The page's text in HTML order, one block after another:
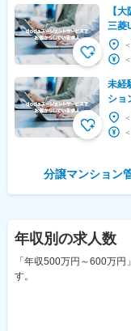
【
三菱
123
ルセ
未経
ショ
業
かせ
分譲マンション
年収別の求人数
「年収500万円～600万
す。